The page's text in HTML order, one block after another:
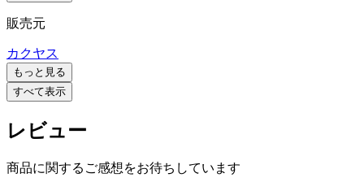
販売元
カクヤス
もっと見る
すべて表示
レビュー
商品に関するご感想をお待ちしています